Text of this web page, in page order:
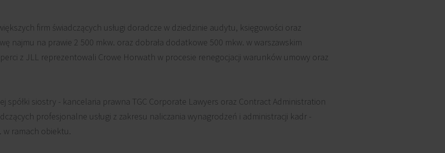
firm świadczących usługi doradcze w dziedzinie audytu, księgowości oraz
najmu na prawie 2 500 mkw. oraz dobrała dodatkowe 500 mkw. w warszawskim
z JLL reprezentowali Crowe Horwath w procesie renegocjacji warunków umowy oraz
spółki siostry - kancelaria prawna TGC Corporate Lawyers oraz Contract Administration
profesjonalne usługi z zakresu naliczania wynagrodzeń i administracji kadr -
w ramach obiektu.